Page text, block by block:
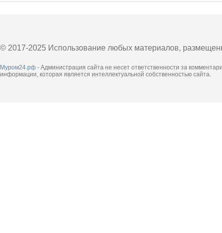
© 2017-2025 Использование любых материалов,
Муром24.рф - Администрация сайта не несет ответственности за
информации, которая является интеллектуальной собственностью сайта.